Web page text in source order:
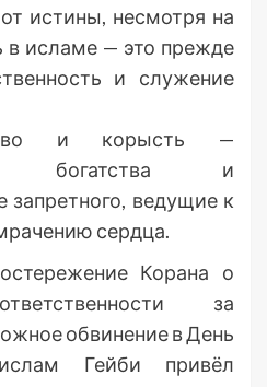
истины, несмотря на
в исламе — это прежде
и служение
и корысть —
богатства и
запретного, ведущие к
сердца.
Корана о
за
обвинение в День
Гейби привёл